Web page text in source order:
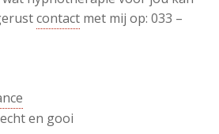
contact met mij op: 033 –
en gooi